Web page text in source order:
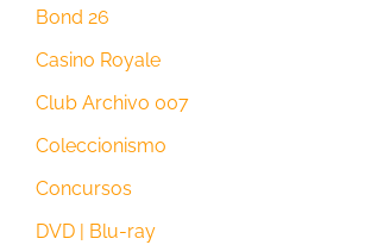
Bond 26
Casino Royale
Club Archivo 007
Coleccionismo
Concursos
DVD | Blu-ray